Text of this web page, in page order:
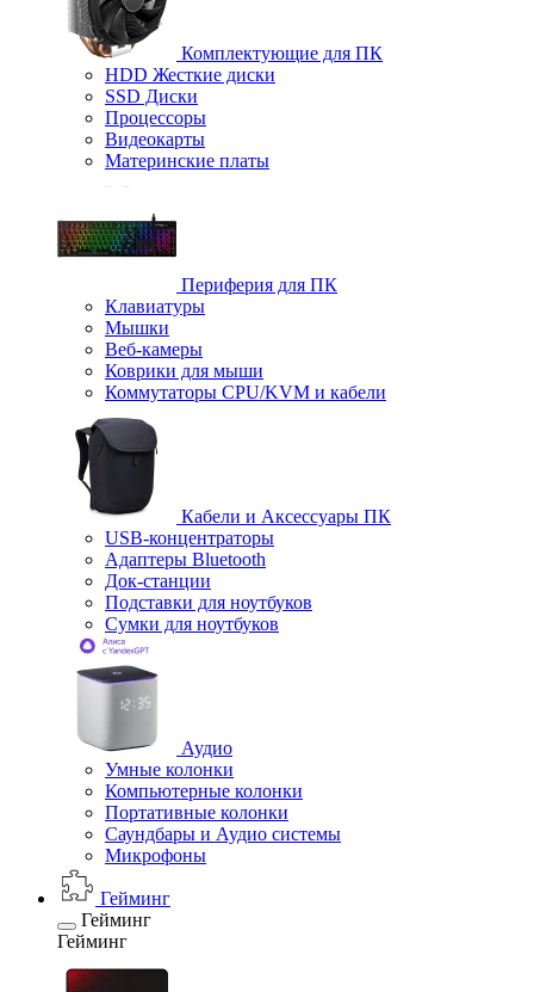
Комплектующие для ПК
HDD Жесткие диски
SSD Диски
Процессоры
Видеокарты
Материнские платы
Периферия для ПК
Клавиатуры
Мышки
Веб-камеры
Коврики для мыши
Коммутаторы CPU/KVM и кабели
Кабели и Аксессуары ПК
USB-концентраторы
Адаптеры Bluetooth
Док-станции
Подставки для ноутбуков
Сумки для ноутбуков
Аудио
Умные колонки
Компьютерные колонки
Портативные колонки
Саундбары и Аудио системы
Микрофоны
Гейминг
Гейминг
Гейминг